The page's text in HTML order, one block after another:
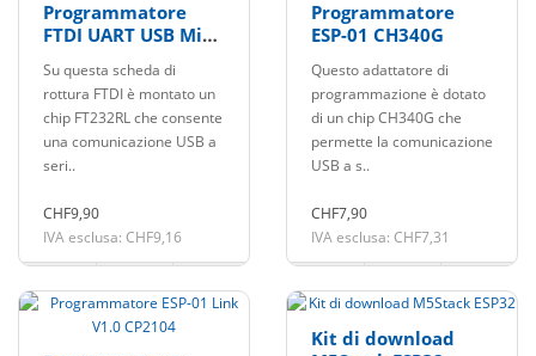
Programmatore
FTDI UART USB Mini
Su questa scheda di
rottura FTDI è montato un
chip FT232RL che consente
una comunicazione USB a
seri..
CHF9,90
IVA esclusa: CHF9,16
Programmatore
ESP-01 CH340G
Questo adattatore di
programmazione è dotato
di un chip CH340G che
permette la comunicazione
USB a s..
CHF7,90
IVA esclusa: CHF7,31
Kit di download